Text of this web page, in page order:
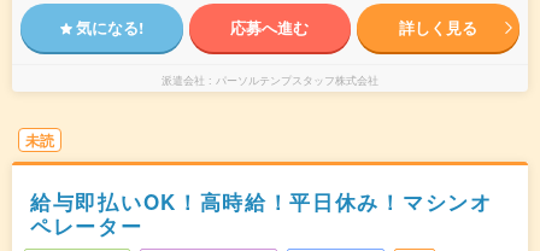
気になる! 応募へ進む 詳しく見る
派遣会社 パーソルテンプスタッフ株式会社
未読
給与即払いOK！高時給！平日休み！マシンオ
ペレーター